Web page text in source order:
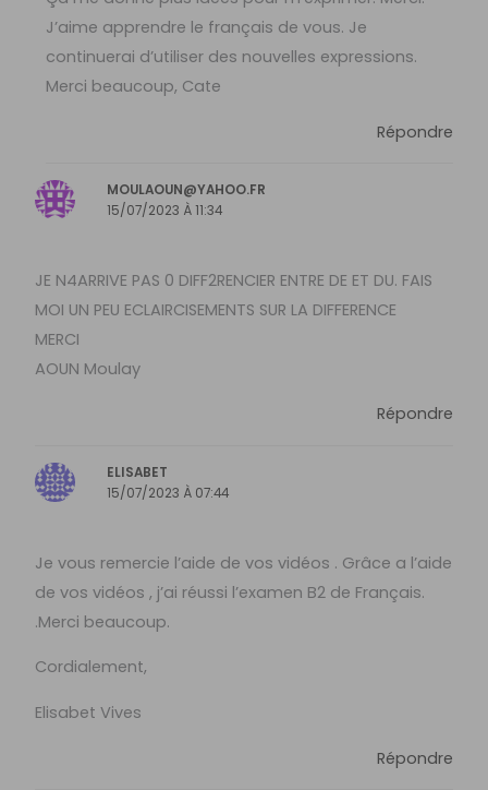
J’aime apprendre le français de vous. Je
continuerai d’utiliser des nouvelles expressions.
Merci beaucoup, Cate
Répondre
MOULAOUN@YAHOO.FR
15/07/2023 À 11:34
JE N4ARRIVE PAS 0 DIFF2RENCIER ENTRE DE ET DU. FAIS
MOI UN PEU ECLAIRCISEMENTS SUR LA DIFFERENCE
MERCI
AOUN Moulay
Répondre
ELISABET
15/07/2023 À 07:44
Je vous remercie l’aide de vos vidéos . Grâce a l’aide
de vos vidéos , j’ai réussi l’examen B2 de Français.
.Merci beaucoup.
Cordialement,
Elisabet Vives
Répondre